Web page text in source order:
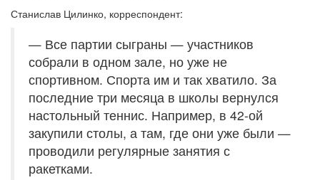
Станислав Цилинко, корреспондент:
— Все партии сыграны — участников
собрали в одном зале, но уже не
спортивном. Спорта им и так хватило. За
последние три месяца в школы вернулся
настольный теннис. Например, в 42-ой
закупили столы, а там, где они уже были —
проводили регулярные занятия с
ракетками.